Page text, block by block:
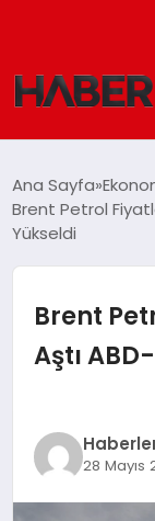
EKONOMI
EĞITIM
MAGAZIN
Ana Sayfa
Brent Petrol
Yükseldi
Brent
Aştı
28 Mayıs